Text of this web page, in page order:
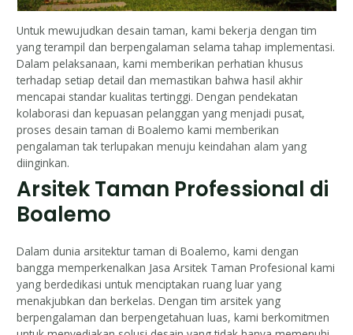
Untuk mewujudkan desain taman, kami bekerja dengan tim
yang terampil dan berpengalaman selama tahap implementasi.
Dalam pelaksanaan, kami memberikan perhatian khusus
terhadap setiap detail dan memastikan bahwa hasil akhir
mencapai standar kualitas tertinggi. Dengan pendekatan
kolaborasi dan kepuasan pelanggan yang menjadi pusat,
proses desain taman di Boalemo kami memberikan
pengalaman tak terlupakan menuju keindahan alam yang
diinginkan.
Arsitek Taman Professional di
Boalemo
Dalam dunia arsitektur taman di Boalemo, kami dengan
bangga memperkenalkan Jasa Arsitek Taman Profesional kami
yang berdedikasi untuk menciptakan ruang luar yang
menakjubkan dan berkelas. Dengan tim arsitek yang
berpengalaman dan berpengetahuan luas, kami berkomitmen